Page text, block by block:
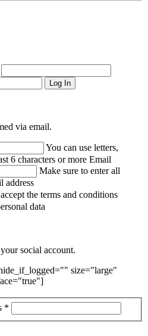
Log In
via email.
You can use letters,
6 characters or more Email
Make sure to enter all
address
the terms and conditions
data
social account.
size="large"
*